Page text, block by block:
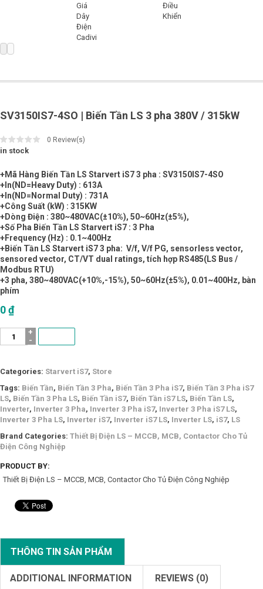
SV3150IS7-4SO | Biến Tần LS 3 pha 380V / 315kW
0 Review(s)
in stock
+Mã Hàng Biến Tần LS Starvert iS7 3 pha : SV3150IS7-4SO
+In(ND=Heavy Duty) : 613A
+In(ND=Normal Duty) : 731A
+Công Suất (kW) : 315KW
+Dòng Điện : 380~480VAC(±10%), 50~60Hz(±5%),
+Số Pha Biến Tần LS Starvert iS7 : 3 Pha
+Frequency (Hz) : 0.1~400Hz
+Biến Tần LS Starvert iS7 3 pha: V/f, V/f PG, sensorless vector,
sensored vector, CT/VT dual ratings, tích hợp RS485(LS Bus /
Modbus RTU)
+3 pha, 380~480VAC(+10%,-15%), 50~60Hz(±5%), 0.01~400Hz, bàn
phím
0₫
SV3150IS7-
4SO
Tần
LS
3
pha
380V
315kW
quantity
Categories: Starvert iS7, Store
Tags: Biến Tần, Biến Tần 3 Pha, Biến Tần 3 Pha iS7, Biến Tần 3 Pha iS7
LS, Biến Tần 3 Pha LS, Biến Tần iS7, Biến Tần iS7 LS, Biến Tần LS,
Inverter, Inverter 3 Pha, Inverter 3 Pha iS7, Inverter 3 Pha iS7 LS,
Inverter 3 Pha LS, Inverter iS7, Inverter iS7 LS, Inverter LS, iS7, LS
Brand Categories: Thiết Bị Điện LS – MCCB, MCB, Contactor Cho Tủ
Điện Công Nghiệp
PRODUCT BY:
Thiết Bị Điện LS – MCCB, MCB, Contactor Cho Tủ Điện Công Nghiệp
THÔNG TIN SẢN PHẨM
ADDITIONAL INFORMATION REVIEWS (0)